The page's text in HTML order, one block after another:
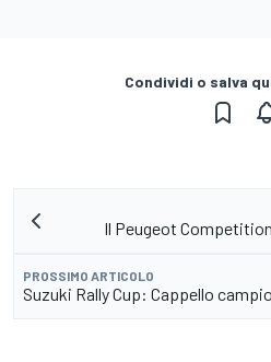
Condividi o salva
Il Peugeot
PROSSIMO ARTICOLO
Suzuki Rally Cup: Cappello